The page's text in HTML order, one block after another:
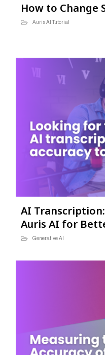
How to Change
Auris AI Tutorial
AI
Auris AI for
Generative AI